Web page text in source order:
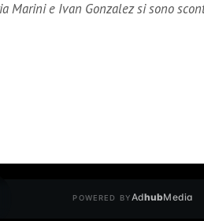
Marini e Ivan Gonzalez si sono
POWERED BYAdhubMedia